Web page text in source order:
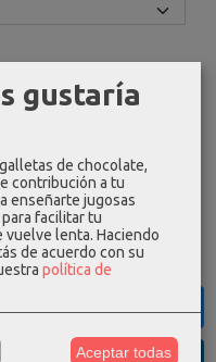
gustaría
de chocolate,
contribución a tu
enseñarte jugosas
facilitar tu
vuelve lenta. Haciendo
de acuerdo con su
política de
Aceptar todas